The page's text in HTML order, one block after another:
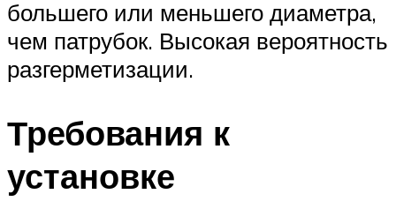
большего или меньшего диаметра,
чем патрубок. Высокая вероятность
разгерметизации.
Требования к
установке